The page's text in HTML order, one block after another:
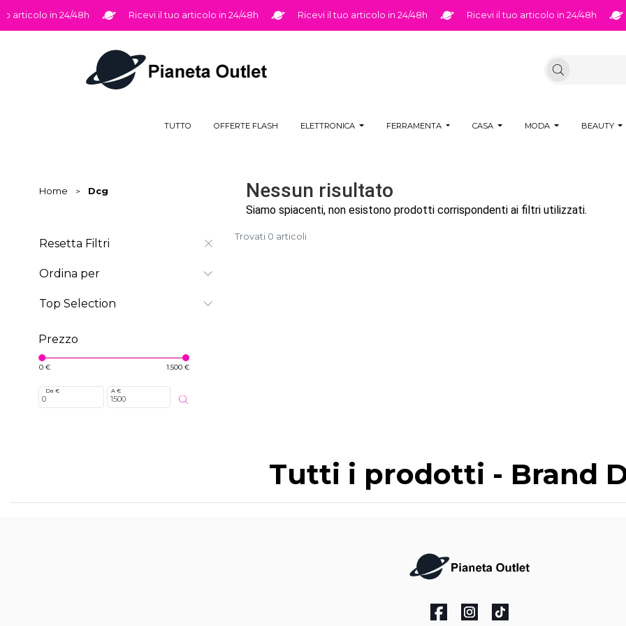
Salta al contenuto principale
in 24/48h Ricevi il tuo articolo in 24/48h Ricevi il tuo articolo in 24/48h Ricevi il tuo articolo in 24/48h
TUTTO OFFERTE FLASH ELETTRONICA FERRAMENTA CASA MODA BEAUTY
Home > Dcg
Resetta Filtri
Ordina per
Top Selection
Prezzo
0 € 1.500 €
Da € A €
Nessun risultato
Siamo spiacenti, non esistono prodotti corrispondenti ai filtri utilizzati.
Trovati 0 articoli
Tutti i prodotti - Brand